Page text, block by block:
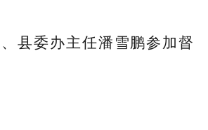
县委办主任潘雪鹏参加督